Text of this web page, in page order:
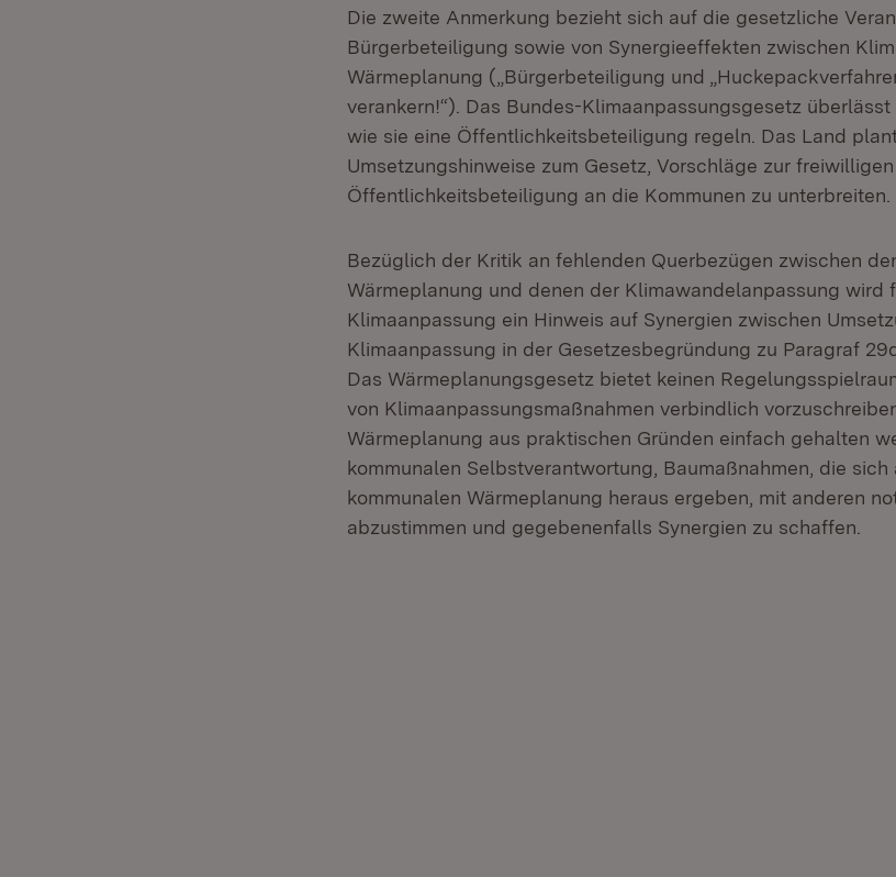
Die zweite Anmerkung bezieht sich auf die gesetzliche
Bürgerbeteiligung sowie von Synergieeffekten zwischen
Wärmeplanung („Bürgerbeteiligung und
verankern!“). Das Bundes-Klimaanpassungsgesetz
wie sie eine Öffentlichkeitsbeteiligung regeln. Das Land
Umsetzungshinweise zum Gesetz, Vorschläge zur freiwilligen
Öffentlichkeitsbeteiligung an die Kommunen zu unterbreiten.
Bezüglich der Kritik an fehlenden Querbezügen zwischen
Wärmeplanung und denen der Klimawandelanpassung wird
Klimaanpassung ein Hinweis auf Synergien zwischen
Klimaanpassung in der Gesetzesbegründung zu Paragraf
Das Wärmeplanungsgesetz bietet keinen
von Klimaanpassungsmaßnahmen verbindlich
Wärmeplanung aus praktischen Gründen einfach gehalten
kommunalen Selbstverantwortung, Baumaßnahmen, die
kommunalen Wärmeplanung heraus ergeben, mit anderen
abzustimmen und gegebenenfalls Synergien zu schaffen.